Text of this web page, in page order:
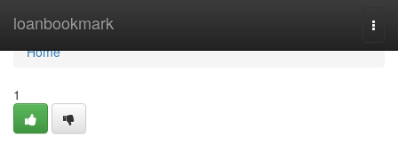
loanbookmark
Home
Home
1